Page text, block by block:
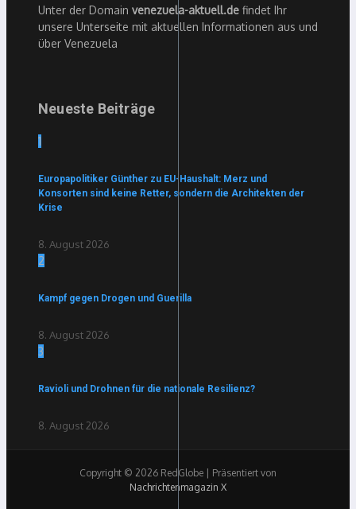
Unter der Domain venezuela-aktuell.de findet Ihr
unsere Unterseite mit aktuellen Informationen aus und
über Venezuela
Neueste Beiträge
1
Europapolitiker Günther zu EU-Haushalt: Merz und
Konsorten sind keine Retter, sondern die Architekten der
Krise
8. August 2026
2
Kampf gegen Drogen und Guerilla
8. August 2026
3
Ravioli und Drohnen für die nationale Resilienz?
8. August 2026
Copyright © 2026 RedGlobe | Präsentiert von
Nachrichtenmagazin X